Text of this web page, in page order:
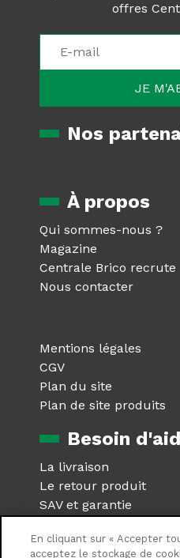
offres
Nos
À propos
Qui sommes-nous ?
Magazine
Centrale Brico recrute
Nous contacter
Mentions légales
CGV
Plan du site
Plan de site produits
Besoin
La livraison
Le retour produit
SAV et garantie
En cliquant sur « Accepter
acceptez le stockage de